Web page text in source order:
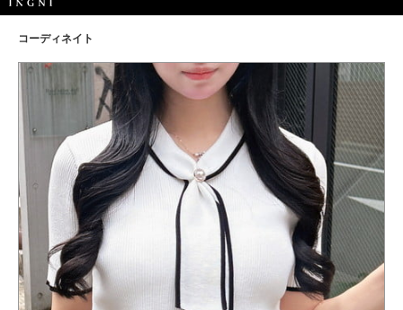
販｜INGNI
STORE
コーディネイト